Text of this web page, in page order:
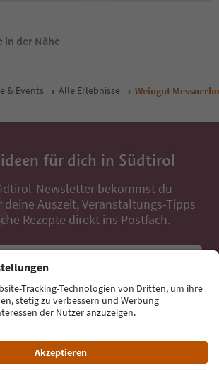
in der Nähe
& Events Alle Erlebnisse Weingut
für dich in Südtirol
Newsletter bekommst du
deine Auszeit, Veranstaltungs-Tipps
Rezepte direkt ins Postfach.
Jetzt anmelden